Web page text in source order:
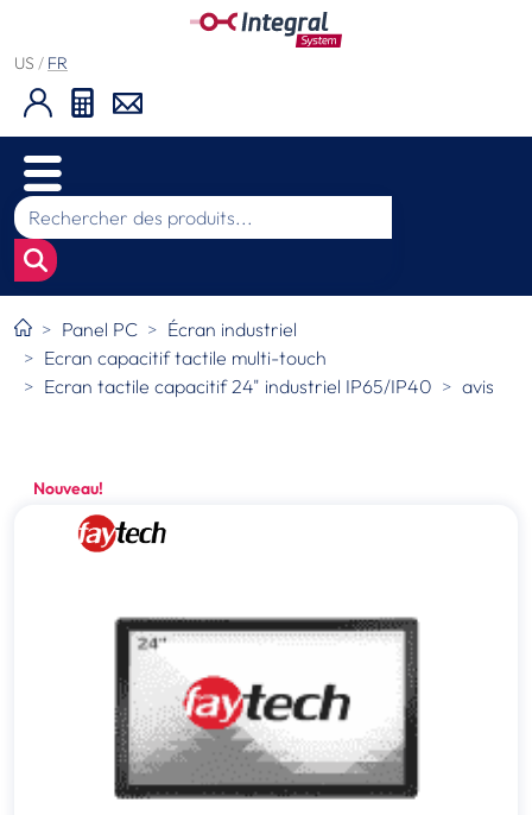
US / FR
Panel PC
Écran industriel
Ecran capacitif tactile multi-touch
Ecran tactile capacitif 24" industriel IP65/IP40
avis
Nouveau!